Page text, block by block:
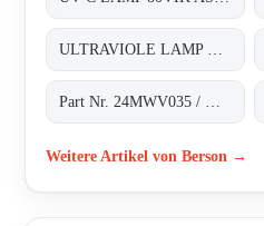
Weitere Artikel von Berson →